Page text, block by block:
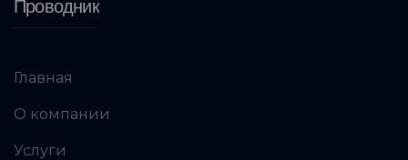
Проводник
Главная
О компании
Услуги